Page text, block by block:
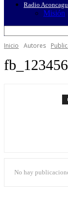
Radio
Misión
Inicio Autores
No hay